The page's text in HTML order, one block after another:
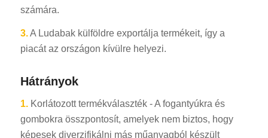
számára.
3.A Ludabak külföldre exportálja termékeit, így a
piacát az országon kívülre helyezi.
Hátrányok
1.Korlátozott termékválaszték - A fogantyúkra és
gombokra összpontosít, amelyek nem biztos, hogy
képesek diverzifikálni más műanyagból készült
TR
AR
JA
KO
PT